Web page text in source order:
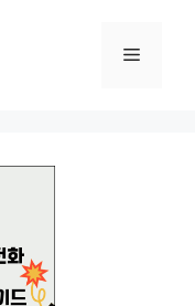
메